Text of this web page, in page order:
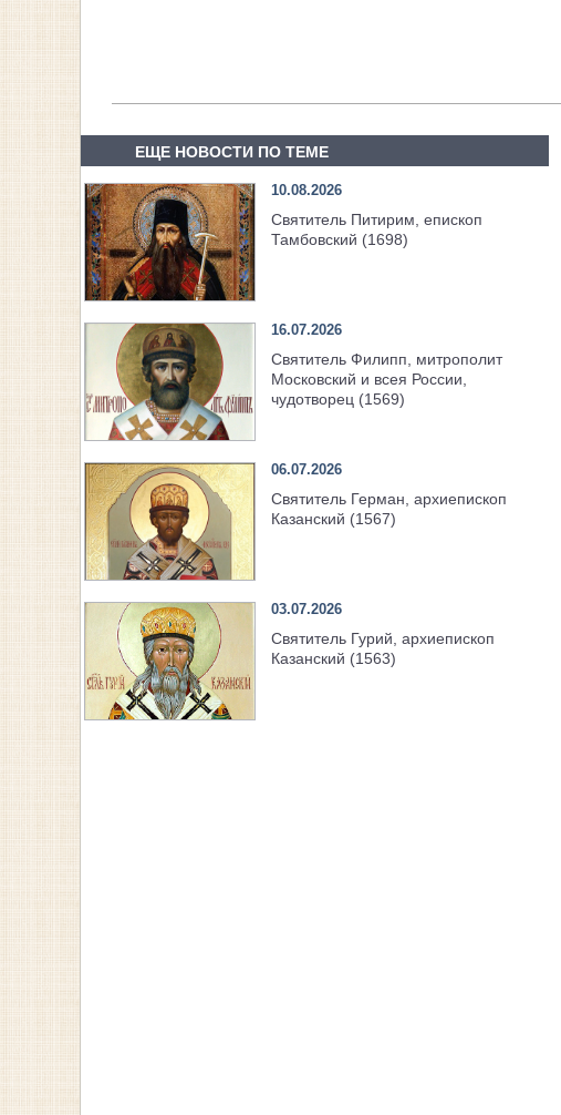
ЕЩЕ НОВОСТИ ПО ТЕМЕ
10.08.2026
Святитель Питирим, епископ
Тамбовский (1698)
16.07.2026
Святитель Филипп, митрополит
Московский и всея России,
чудотворец (1569)
06.07.2026
Святитель Герман, архиепископ
Казанский (1567)
03.07.2026
Святитель Гурий, архиепископ
Казанский (1563)